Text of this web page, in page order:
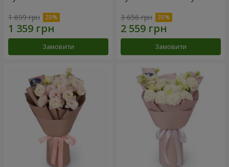
1 699 грн
Замовити
3 656 грн
Замовити